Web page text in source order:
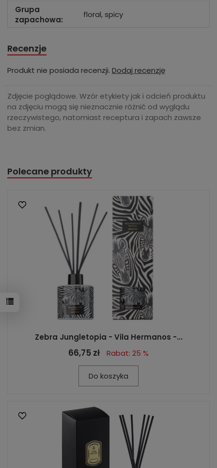
Grupa
zapachowa:
floral, spicy
Recenzje
Produkt nie posiada recenzji. Dodaj recenzję
Zdjęcie poglądowe. Wzór etykiety jak i odcień produktu
na zdjęciu mogą się nieznacznie różnić od wyglądu
rzeczywistego, natomiast receptura i zapach zawsze
bez zmian.
Polecane produkty
Zebra Jungletopia - Vila Hermanos -...
66,75 zł Rabat: 25 %
Do koszyka